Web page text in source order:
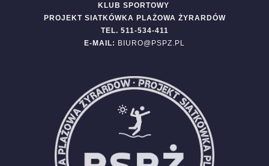
KLUB SPORTOWY
PROJEKT SIATKÓWKA PLAŻOWA ŻYRARDÓW
TEL. 511-534-411
E-MAIL: BIURO@PSPZ.PL